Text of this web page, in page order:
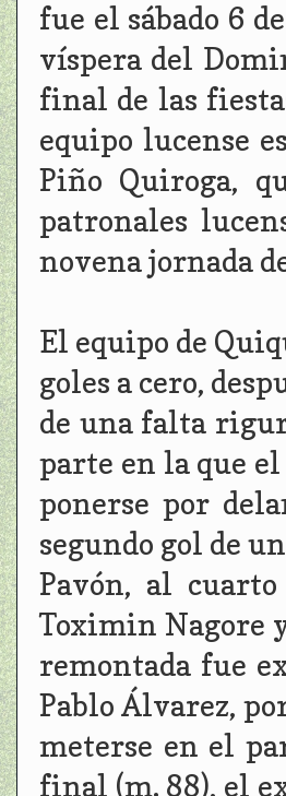
fue el sábado 6
víspera del
final de las
equipo lucense
Piño Quiroga,
patronales
novena jornada
El equipo de
goles a cero,
de una falta
parte en la que
ponerse por
segundo gol de
Pavón, al
Toximin Nagore
remontada fue
Pablo Álvarez,
meterse en el
final (m. 88), el